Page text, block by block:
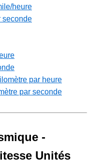
heure
seconde
par heure
par seconde
-
Unités